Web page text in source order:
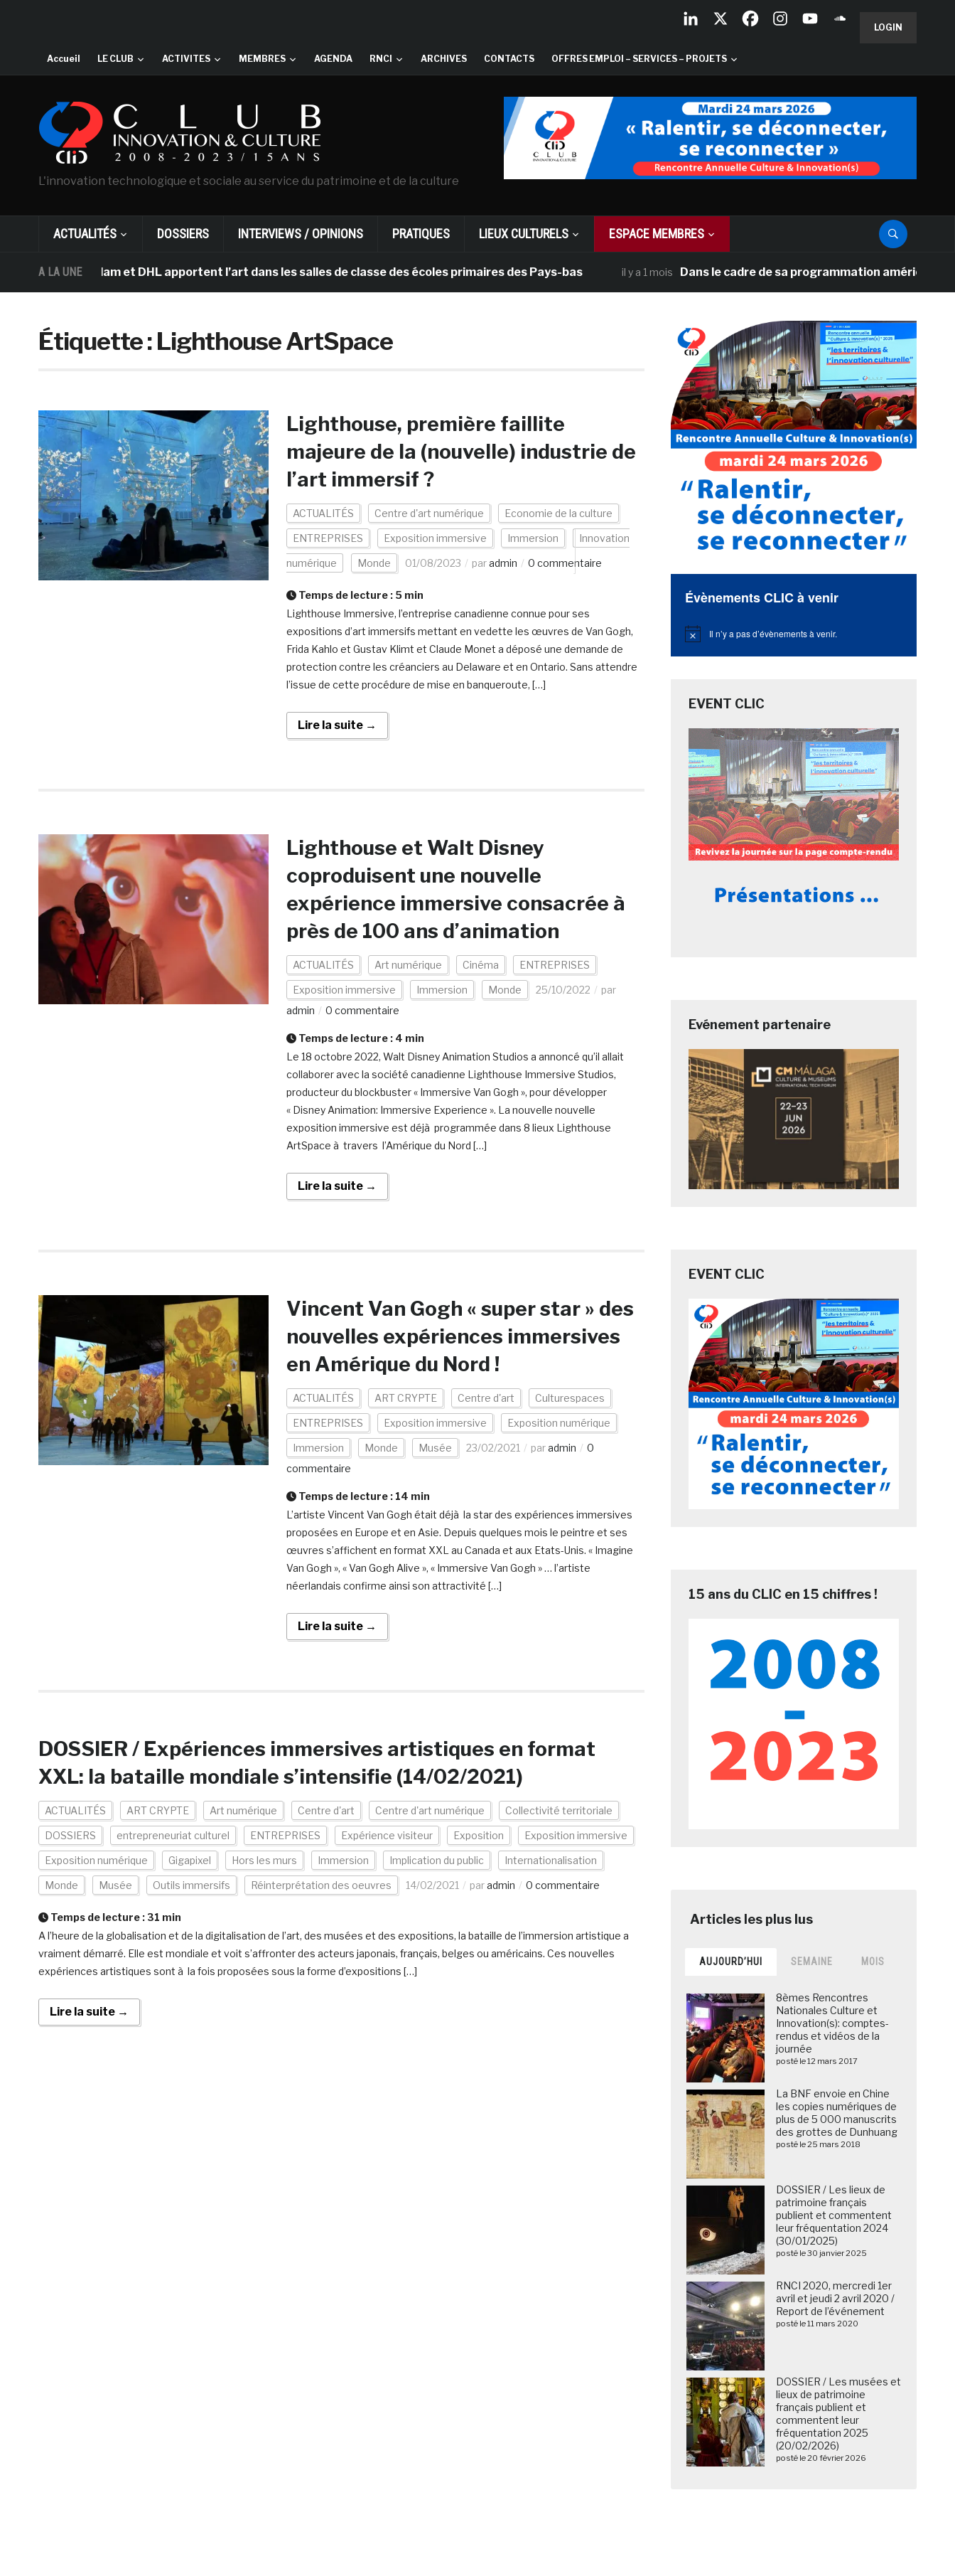
LOGIN
Accueil LE CLUB ACTIVITES MEMBRES AGENDA RNCI ARCHIVES CONTACTS OFFRES EMPLOI – SERVICES – PROJETS
L'innovation technologique et sociale au service du patrimoine et de la culture
ACTUALITÉS DOSSIERS INTERVIEWS / OPINIONS PRATIQUES LIEUX CULTURELS ESPACE MEMBRES
A LA UNE
d’Amsterdam et DHL apportent l’art dans les salles de classe des écoles primaires des Pays-bas il y a 1 mois Dans le cadre de sa programmation américaine,
Étiquette :Lighthouse ArtSpace
Lighthouse, première faillite
majeure de la (nouvelle) industrie de
l’art immersif ?
ACTUALITÉS Centre d'art numérique Economie de la culture
ENTREPRISES Exposition immersive Immersion Innovation
numérique Monde 01/08/2023 paradmin 0 commentaire
Temps de lecture : 5 min
Lighthouse Immersive, l’entreprise canadienne connue pour ses
expositions d’art immersifs mettant en vedette les œuvres de Van Gogh,
Frida Kahlo et Gustav Klimt et Claude Monet a déposé une demande de
protection contre les créanciers au Delaware et en Ontario. Sans attendre
l’issue de cette procédure de mise en banqueroute, […]
Lire la suite →
Lighthouse et Walt Disney
coproduisent une nouvelle
expérience immersive consacrée à
près de 100 ans d’animation
ACTUALITÉS Art numérique Cinéma ENTREPRISES
Exposition immersive Immersion Monde 25/10/2022
par
admin
0 commentaire
Temps de lecture : 4 min
Le 18 octobre 2022, Walt Disney Animation Studios a annoncé qu’il allait
collaborer avec la société canadienne Lighthouse Immersive Studios,
producteur du blockbuster « Immersive Van Gogh », pour développer
« Disney Animation: Immersive Experience ». La nouvelle nouvelle
exposition immersive est déjà programmée dans 8 lieux Lighthouse
ArtSpace à travers l’Amérique du Nord […]
Lire la suite →
Vincent Van Gogh « super star » des
nouvelles expériences immersives
en Amérique du Nord !
ACTUALITÉS ART CRYPTE Centre d'art Culturespaces
ENTREPRISES Exposition immersive Exposition numérique
Immersion Monde Musée 23/02/2021 paradmin
0
commentaire
Temps de lecture : 14 min
L’artiste Vincent Van Gogh était déjà la star des expériences immersives
proposées en Europe et en Asie. Depuis quelques mois le peintre et ses
œuvres s’affichent en format XXL au Canada et aux Etats-Unis. « Imagine
Van Gogh », « Van Gogh Alive », « Immersive Van Gogh » … l’artiste
néerlandais confirme ainsi son attractivité […]
Lire la suite →
DOSSIER / Expériences immersives artistiques en format
XXL: la bataille mondiale s’intensifie (14/02/2021)
ACTUALITÉS ART CRYPTE Art numérique Centre d'art Centre d'art numérique Collectivité territoriale
DOSSIERS entrepreneuriat culturel ENTREPRISES Expérience visiteur Exposition Exposition immersive
Exposition numérique Gigapixel Hors les murs Immersion Implication du public Internationalisation
Monde Musée Outils immersifs Réinterprétation des oeuvres 14/02/2021 paradmin 0 commentaire
Temps de lecture : 31 min
A l’heure de la globalisation et de la digitalisation de l’art, des musées et des expositions, la bataille de l’immersion artistique a
vraiment démarré. Elle est mondiale et voit s’affronter des acteurs japonais, français, belges ou américains. Ces nouvelles
expériences artistiques sont à la fois proposées sous la forme d’expositions […]
Lire la suite →
Évènements CLIC à venir
Notice Il n’y a pas d’évènements à venir.
EVENT CLIC
Evénement partenaire
EVENT CLIC
15 ans du CLIC en 15 chiffres !
AUJOURD’HUI SEMAINE MOIS
8èmes Rencontres
Nationales Culture et
Innovation(s): comptes-
rendus et vidéos de la
journée
posté le 12 mars 2017
La BNF envoie en Chine
les copies numériques de
plus de 5 000 manuscrits
des grottes de Dunhuang
posté le 25 mars 2018
DOSSIER / Les lieux de
patrimoine français
publient et commentent
leur fréquentation 2024
(30/01/2025)
posté le 30 janvier 2025
RNCI 2020, mercredi 1er
avril et jeudi 2 avril 2020 /
Report de l’événement
posté le 11 mars 2020
DOSSIER / Les musées et
lieux de patrimoine
français publient et
commentent leur
fréquentation 2025
(20/02/2026)
posté le 20 février 2026